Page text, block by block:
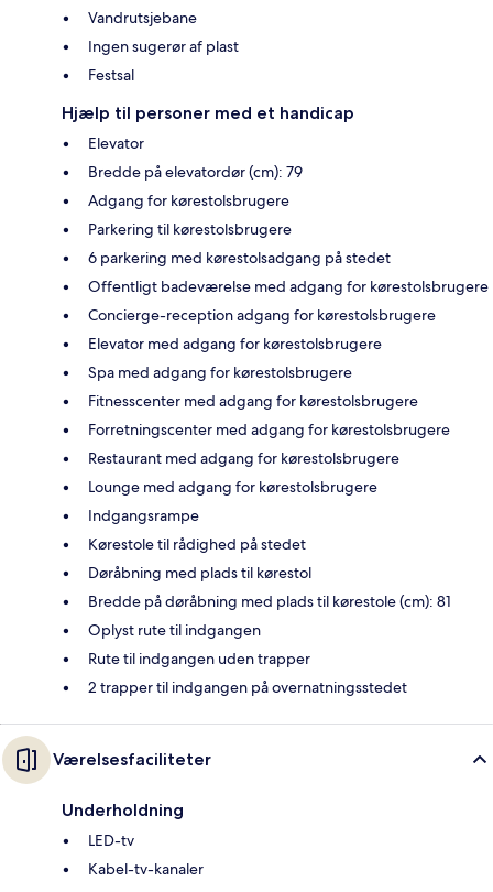
Vandrutsjebane
Ingen sugerør af plast
Festsal
Hjælp til personer med et handicap
Elevator
Bredde på elevatordør (cm): 79
Adgang for kørestolsbrugere
Parkering til kørestolsbrugere
6 parkering med kørestolsadgang på stedet
Offentligt badeværelse med adgang for kørestolsbrugere
Concierge-reception adgang for kørestolsbrugere
Elevator med adgang for kørestolsbrugere
Spa med adgang for kørestolsbrugere
Fitnesscenter med adgang for kørestolsbrugere
Forretningscenter med adgang for kørestolsbrugere
Restaurant med adgang for kørestolsbrugere
Lounge med adgang for kørestolsbrugere
Indgangsrampe
Kørestole til rådighed på stedet
Døråbning med plads til kørestol
Bredde på døråbning med plads til kørestole (cm): 81
Oplyst rute til indgangen
Rute til indgangen uden trapper
2 trapper til indgangen på overnatningsstedet
Værelsesfaciliteter
Underholdning
LED-tv
Kabel-tv-kanaler